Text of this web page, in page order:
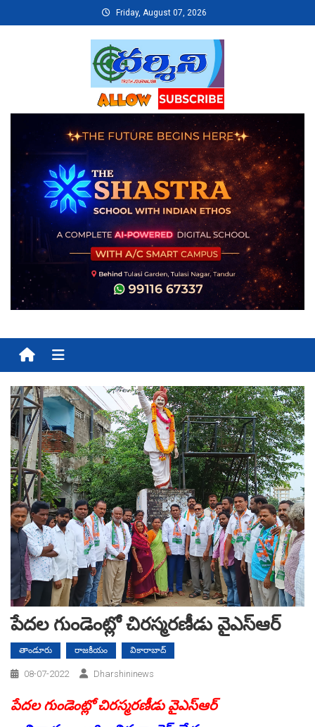
to
Friday, August 07, 2026
Menu
పేదల గుండెంట్లో చిరస్మరణీడు వైఎస్ఆర్
తాండూరు రాజకీయం వికారాబాద్
08-07-2022 Dharshininews
పేదల గుండెంట్లో చిరస్మరణీడు వైఎస్ఆర్